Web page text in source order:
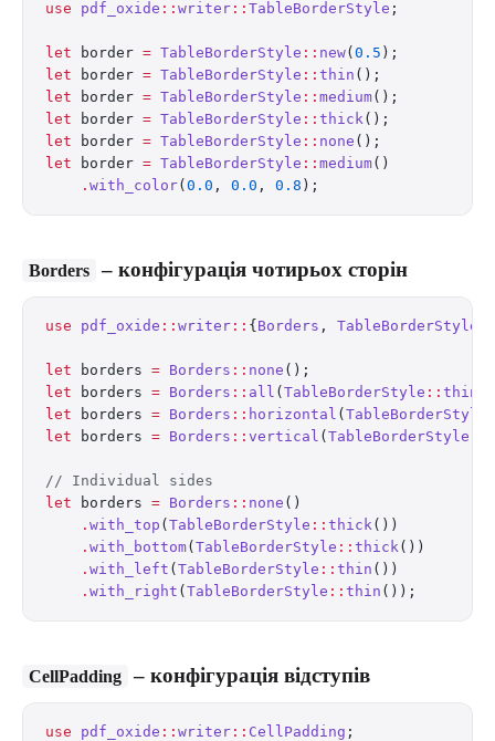
use pdf_oxide :: writer :: TableBorderStyle ;
let border = TableBorderStyle :: new( 0.5
let border = TableBorderStyle :: thin
let border = TableBorderStyle :: medium
let border = TableBorderStyle :: thick
let border = TableBorderStyle :: none
let border = TableBorderStyle :: medium()
    .
with_color( 0.0 , 0.0 , 0.8
Borders – конфігурація чотирьох сторін
use pdf_oxide :: writer :: { Borders , TableBorderStyle
let borders = Borders :: none ();
let borders = Borders :: all ( TableBorderStyle :: thin
let borders = Borders :: horizontal ( TableBorderStyle
let borders = Borders :: vertical ( TableBorderStyle
// Individual sides
let borders = Borders :: none ()
    .
with_top ( TableBorderStyle :: thick())
    .
with_bottom( TableBorderStyle :: thick())
    .
with_left ( TableBorderStyle :: thin ())
    .
with_right ( TableBorderStyle :: thin ());
CellPadding – конфігурація відступів
use pdf_oxide :: writer :: CellPadding ;